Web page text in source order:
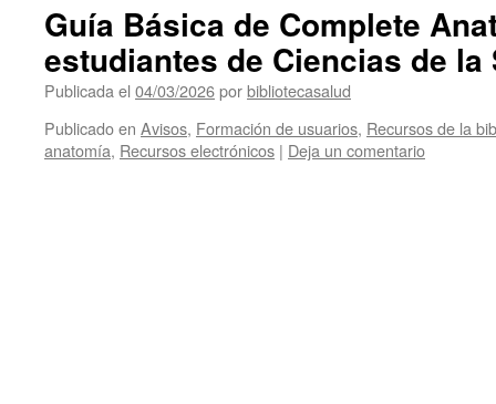
Guía Básica de Complete
estudiantes de Ciencias de la
Publicada el 04/03/2026porbibliotecasalud
Publicado en Avisos, Formación de usuarios, Recursos de la
anatomía, Recursos electrónicos | Deja un comentario